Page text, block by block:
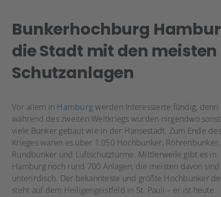
Bunkerhochburg
die Stadt mit den meisten
Schutzanlagen
Vor allem in Hamburg werden Interessierte fündig, denn
während des zweiten Weltkriegs wurden nirgendwo
viele Bunker gebaut wie in der Hansestadt. Zum Ende des
Krieges waren es über 1.050 Hochbunker, Röhrenbunker,
Rundbunker und Luftschutztürme. Mittlerweile gibt es in
Hamburg noch rund 700 Anlagen, die meisten davon sind
unterirdisch. Der bekannteste und größte Hochbunker
steht auf dem Heiligengeistfeld in St. Pauli – er ist heute